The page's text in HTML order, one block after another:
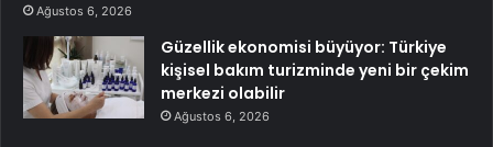
Ağustos 6, 2026
Güzellik ekonomisi büyüyor: Türkiye
kişisel bakım turizminde yeni bir çekim
merkezi olabilir
Ağustos 6, 2026